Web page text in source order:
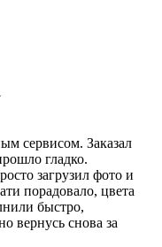
сервисом. Заказал
гладко.
загрузил фото и
порадовало, цвета
быстро,
вернусь снова за